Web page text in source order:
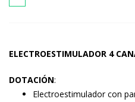
ELECTROESTIMULADOR 4
DOTACIÓN:
Electroestimulador con